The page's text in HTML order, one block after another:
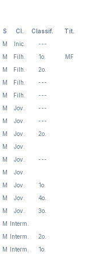
S Cl. Classif.
Tít.
M Inic.
---
M Filh. 1o.
MF
M Filh.
2o.
M Filh.
---
M Filh.
---
M Jov.
---
M Jov.
---
M Jov.
2o.
M
Jov.
M Jov.
---
M
Jov.
M Jov.
1o.
M Jov.
4o.
M Jov.
3o.
M
Interm.
M Interm.
2o.
M Interm.
1o.